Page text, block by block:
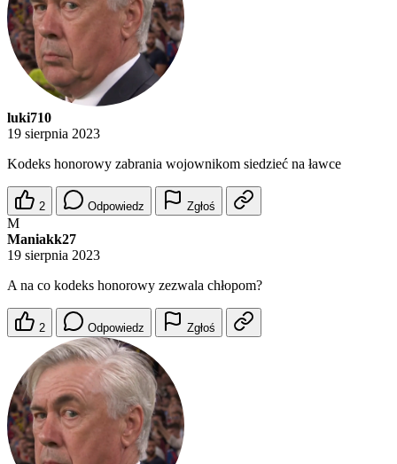
luki710
19 sierpnia 2023
Kodeks honorowy zabrania wojownikom siedzieć na ławce
2 Odpowiedz Zgłoś
M
Maniakk27
19 sierpnia 2023
A na co kodeks honorowy zezwala chłopom?
2 Odpowiedz Zgłoś